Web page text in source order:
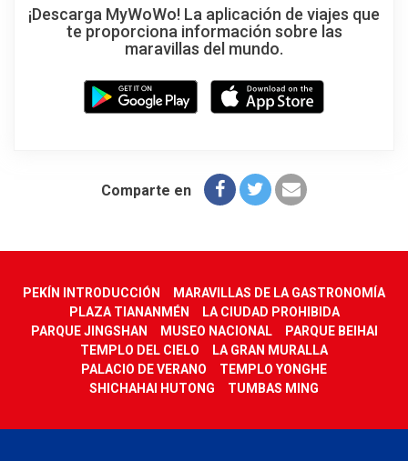
¡Descarga MyWoWo! La aplicación de viajes que
te proporciona información sobre las
maravillas del mundo.
Comparte en
PEKÍN INTRODUCCIÓN
MARAVILLAS DE LA GASTRONOMÍA
PLAZA TIANANMÉN
LA CIUDAD PROHIBIDA
PARQUE JINGSHAN
MUSEO NACIONAL
PARQUE BEIHAI
TEMPLO DEL CIELO
LA GRAN MURALLA
PALACIO DE VERANO
TEMPLO YONGHE
SHICHAHAI HUTONG
TUMBAS MING